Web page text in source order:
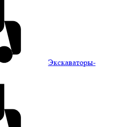
Экскаваторы-